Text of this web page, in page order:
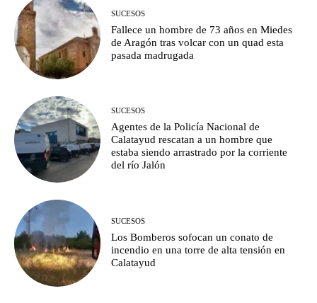
SUCESOS
Fallece un hombre de 73 años en Miedes
de Aragón tras volcar con un quad esta
pasada madrugada
SUCESOS
Agentes de la Policía Nacional de
Calatayud rescatan a un hombre que
estaba siendo arrastrado por la corriente
del río Jalón
SUCESOS
Los Bomberos sofocan un conato de
incendio en una torre de alta tensión en
Calatayud